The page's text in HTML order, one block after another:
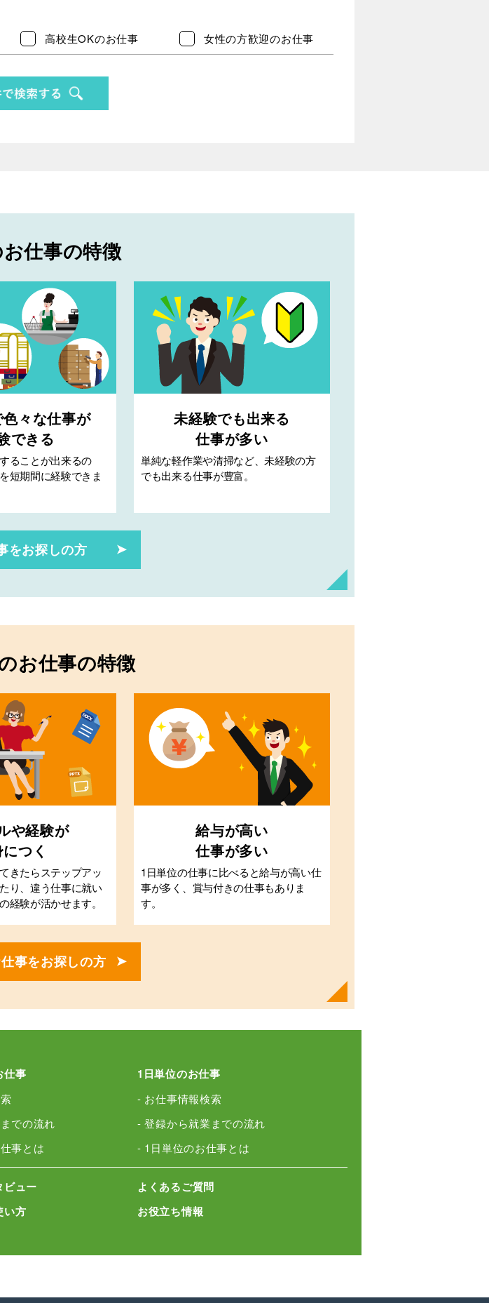
高校生OKのお仕事 女性の方歓迎のお仕事
仕事の特徴
々な仕事が
できる
ることが出来るの
短期間に経験できま
未経験でも出来る
仕事が多い
単純な軽作業や清掃など、未経験の方
でも出来る仕事が豊富。
をお探しの方
お仕事の特徴
や経験が
つく
きたらステップアッ
り、違う仕事に就い
経験が活かせます。
給与が高い
仕事が多い
1日単位の仕事に比べると給与が高い仕
事が多く、賞与付きの仕事もありま
す。
事をお探しの方
仕事
での流れ
事とは
1日単位のお仕事
- お仕事情報検索
- 登録から就業までの流れ
- 1日単位のお仕事とは
ビュー
よくあるご質問
い方
お役立ち情報